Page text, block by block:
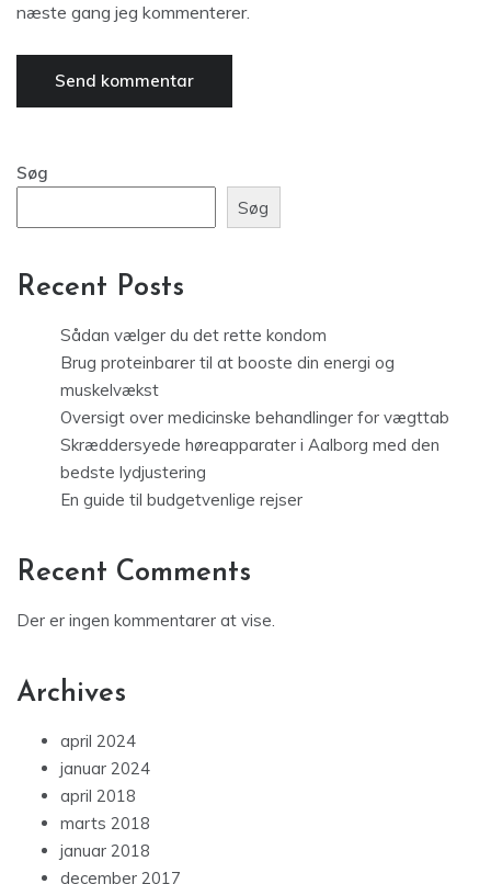
næste gang jeg kommenterer.
Søg
Søg
Recent Posts
Sådan vælger du det rette kondom
Brug proteinbarer til at booste din energi og
muskelvækst
Oversigt over medicinske behandlinger for vægttab
Skræddersyede høreapparater i Aalborg med den
bedste lydjustering
En guide til budgetvenlige rejser
Recent Comments
Der er ingen kommentarer at vise.
Archives
april 2024
januar 2024
april 2018
marts 2018
januar 2018
december 2017